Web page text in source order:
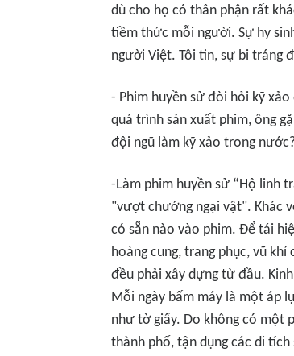
dù cho họ có thân phận rất
tiềm thức mỗi người. Sự hy
người Việt. Tôi tin, sự bi tráng
- Phim huyền sử đòi hỏi kỹ
quá trình sản xuất phim, ông
đội ngũ làm kỹ xảo trong
-Làm phim huyền sử “Hộ linh
"vượt chướng ngại vật". Khác
có sẵn nào vào phim. Để tái
hoàng cung, trang phục, vũ
đều phải xây dựng từ đầu.
Mỗi ngày bấm máy là một áp
như tờ giấy. Do không có một
thành phố, tận dụng các di